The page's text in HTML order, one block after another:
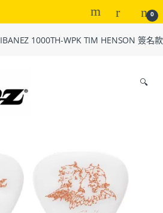
0
IBANEZ 1000TH-WPK TIM HENSON 簽名
🔍